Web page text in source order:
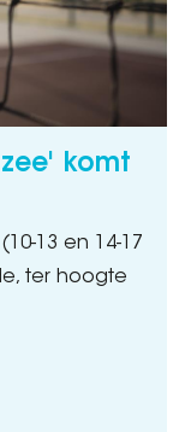
komt
13 en 14-17
ter hoogte